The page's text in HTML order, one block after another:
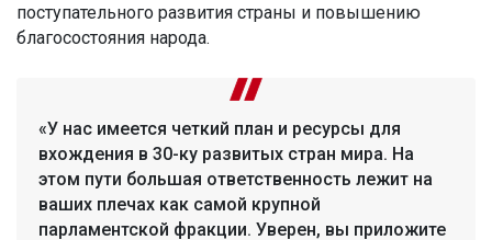
поступательного развития страны и повышению
благосостояния народа.
«У нас имеется четкий план и ресурсы для
вхождения в 30-ку развитых стран мира. На
этом пути большая ответственность лежит на
ваших плечах как самой крупной
парламентской фракции. Уверен, вы приложите